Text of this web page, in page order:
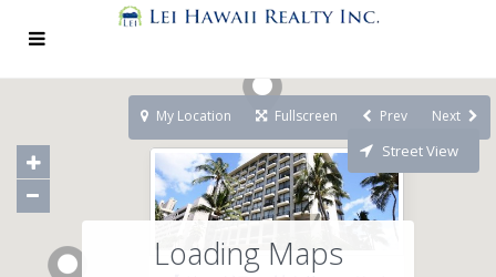
Loading Maps
My Location Fullscreen Prev Next
Street View